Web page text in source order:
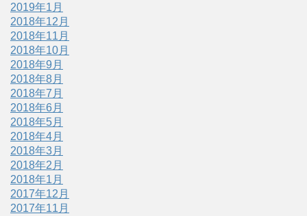
2019年1月
2018年12月
2018年11月
2018年10月
2018年9月
2018年8月
2018年7月
2018年6月
2018年5月
2018年4月
2018年3月
2018年2月
2018年1月
2017年12月
2017年11月